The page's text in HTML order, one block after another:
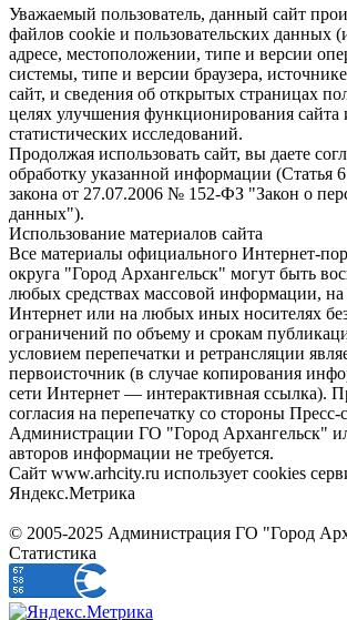
Уважаемый пользователь, данный сайт
файлов cookie и пользовательских данных
адресе, местоположении, типе и версии
системы, типе и версии браузера,
сайт, и сведения об открытых страницах
целях улучшения функционирования сайта
статистических исследований.
Продолжая использовать сайт, вы даете
обработку указанной информации (Статья
закона от 27.07.2006 № 152-ФЗ "Закон о
данных").
Использование материалов сайта
Все материалы официального Интернет-
округа "Город Архангельск" могут быть
любых средствах массовой информации, на
Интернет или на любых иных носителях
ограничений по объему и срокам
условием перепечатки и ретрансляции
первоисточник (в случае копирования
сети Интернет — интерактивная ссылка).
согласия на перепечатку со стороны
Администрации ГО "Город Архангельск"
авторов информации не требуется.
Сайт www.arhcity.ru использует cookies
Яндекс.Метрика
© 2005-2025 Администрация ГО "Город
Статистика